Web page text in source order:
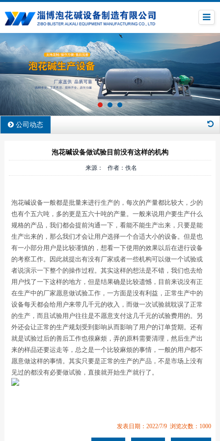
公司动态
泡花碱设备做试验目前没有这样的机构
来源： 作者：佚名
泡花碱设备一般都是批量来进行生产的，每次的产量都比较大，少的
也有个五六吨，多的更是五六十吨的产量。一般来说用户要生产什么
规格的产品，我们都会提前沟通一下，看能不能生产出来，只要是能
生产出来的，那么我们才会让用户选择一个合适大小的设备。但是也
有一小部分用户是比较谨慎的，想看一下使用的效果以后在进行设备
的考察工作。因此就提出有没有厂家或者一些机构可以做一个试验或
者说演示一下整个的操作过程。其实这样的想法是不错，我们也去给
用户找了一下这样的地方，但是结果确是比较遗憾，目前来说没有正
在生产中的厂家愿意做试验工作，一方面是没有利益，正常生产中的
设备每天都会给用户来带几千元的收入，而做一次试验就耽误了正常
的生产，而且试验用户往往是不愿意支付这几千元的试验费用的。另
外还会让正常的生产规划受到影响从而影响了用户的订单货期。还有
就是试验过后的善后工作也很麻烦，弄的原料需要清理，然后生产出
来的样品还要运走等，总之是一个比较麻烦的事情，一般的用户都不
愿意做这样的事情。其实只要是正常的生产的产品，不是市场上没有
见过的都没有必要做试验，直接就开始生产就行了。
发表日期：2022/7/9 浏览次数：1000